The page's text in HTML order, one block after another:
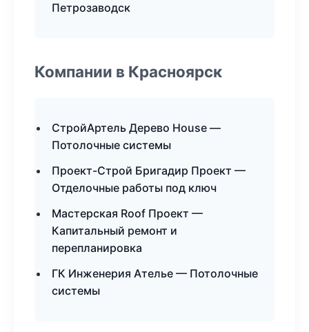
Петрозаводск
Компании в Красноярск
СтройАртель Дерево House —
Потолочные системы
Проект-Строй Бригадир Проект —
Отделочные работы под ключ
Мастерская Roof Проект —
Капитальный ремонт и
перепланировка
ГК Инженерия Ателье — Потолочные
системы